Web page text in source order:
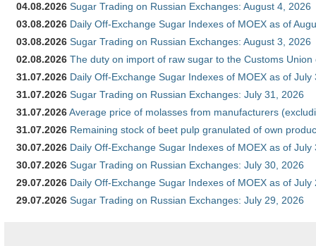
04.08.2026 Sugar Trading on Russian Exchanges: August 4, 2026
03.08.2026 Daily Off-Exchange Sugar Indexes of MOEX as of
03.08.2026 Sugar Trading on Russian Exchanges: August 3, 2026
02.08.2026 The duty on import of raw sugar to the Customs
31.07.2026 Daily Off-Exchange Sugar Indexes of MOEX as of July
31.07.2026 Sugar Trading on Russian Exchanges: July 31, 2026
31.07.2026Average price of molasses from manufacturers
31.07.2026 Remaining stock of beet pulp granulated of own
30.07.2026 Daily Off-Exchange Sugar Indexes of MOEX as of July
30.07.2026 Sugar Trading on Russian Exchanges: July 30, 2026
29.07.2026 Daily Off-Exchange Sugar Indexes of MOEX as of July
29.07.2026 Sugar Trading on Russian Exchanges: July 29, 2026